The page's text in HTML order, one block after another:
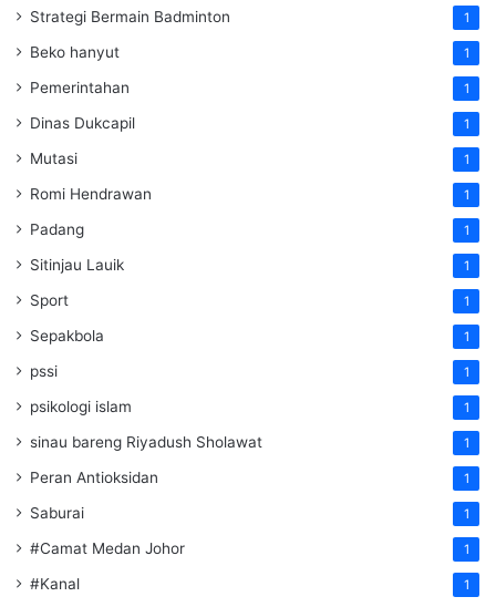
Strategi Bermain Badminton 1
Beko hanyut 1
Pemerintahan 1
Dinas Dukcapil 1
Mutasi 1
Romi Hendrawan 1
Padang 1
Sitinjau Lauik 1
Sport 1
Sepakbola 1
pssi 1
psikologi islam 1
sinau bareng Riyadush Sholawat 1
Peran Antioksidan 1
Saburai 1
#Camat Medan Johor 1
#Kanal 1